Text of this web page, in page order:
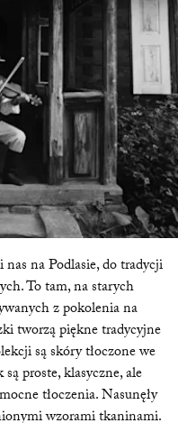
na Podlasie, do tradycji
To tam, na starych
z pokolenia na
tworzą piękne tradycyjne
są skóry tłoczone we
proste, klasyczne, ale
tłoczenia. Nasunęły
wzorami tkaninami.